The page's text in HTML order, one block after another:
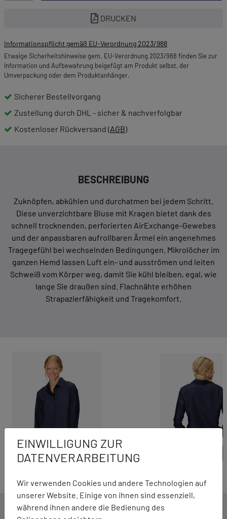
EINWILLIGUNG ZUR
DATENVERARBEITUNG
Wir verwenden Cookies und andere Technologien auf
unserer Website. Einige von ihnen sind essenziell,
während ihnen andere die Bedienung des
DRUCKEN
Informationspflicht gemäß EU-Verordnung 2023/988
Etwaige Sicherheitshinweise gem. EU-Verordnung 2023/988 finden Sie zur
Information und Aufbewahrung beigefügt am Produkt selbst, der
Umverpackung oder dem Produktanhänger.
Sicherer Bestellvorgang
Zustellung durch DHL - sicher & nachverfolgbar
Kostenloser Rückversand (AGB)
BESCHREIBUNG
Zuknöpfen, abkühlen und durchatmen bei jedem Schritt.
Diese unverzichtbare Bluse mit Kragen bietet dank des
schnell trocknenden, perforierten AirExchange-Gewebes
und der anpassbaren aufrollbaren Ärmel ein angenehmes
Tragegefühl bei wechselnden Bedingungen. Mikrolöcher im
ganzen Hemd lassen Luft ein- und ausströmen und leiten
Schweiß vom Körper weg, damit Sie kühl bleiben, egal, wie
lange Sie draußen sind. Flachnähte erhöhen
Strapazierfähigkeit und Tragekomfort.
DETAILS ZUM PRODUKT